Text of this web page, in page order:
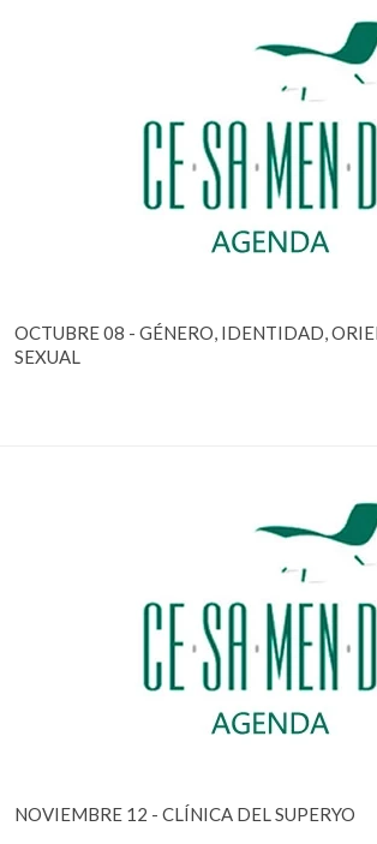
OCTUBRE 08 - GÉNERO, IDENTIDAD,
SEXUAL
NOVIEMBRE 12 - CLÍNICA DEL SUPERYO